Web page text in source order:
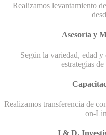
Realizamos levantamiento
Asesoría y
Según la variedad, edad y
estrategias
Realizamos transferencia de
on-